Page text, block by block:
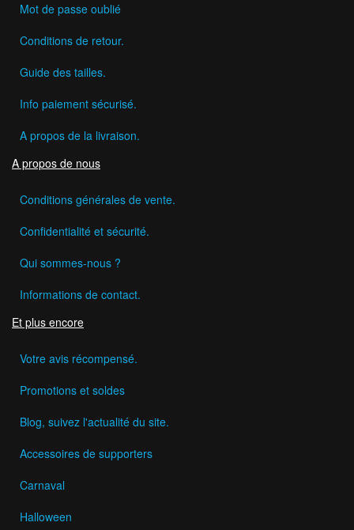
Mot de passe oublié
Conditions de retour.
Guide des tailles.
Info paiement sécurisé.
A propos de la livraison.
A propos de nous
Conditions générales de vente.
Confidentialité et sécurité.
Qui sommes-nous ?
Informations de contact.
Et plus encore
Votre avis récompensé.
Promotions et soldes
Blog, suivez l'actualité du site.
Accessoires de supporters
Carnaval
Halloween